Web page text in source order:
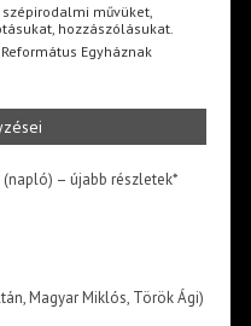
művüket,
hozzászólásukat.
Egyháznak
(napló) – újabb részletek*
Magyar Miklós, Török Ági)